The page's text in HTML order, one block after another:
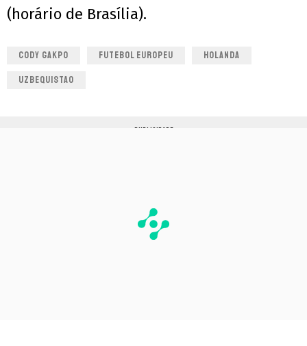
(horário de Brasília).
CODY GAKPO FUTEBOL EUROPEU HOLANDA
UZBEQUISTAO
PUBLICIDADE